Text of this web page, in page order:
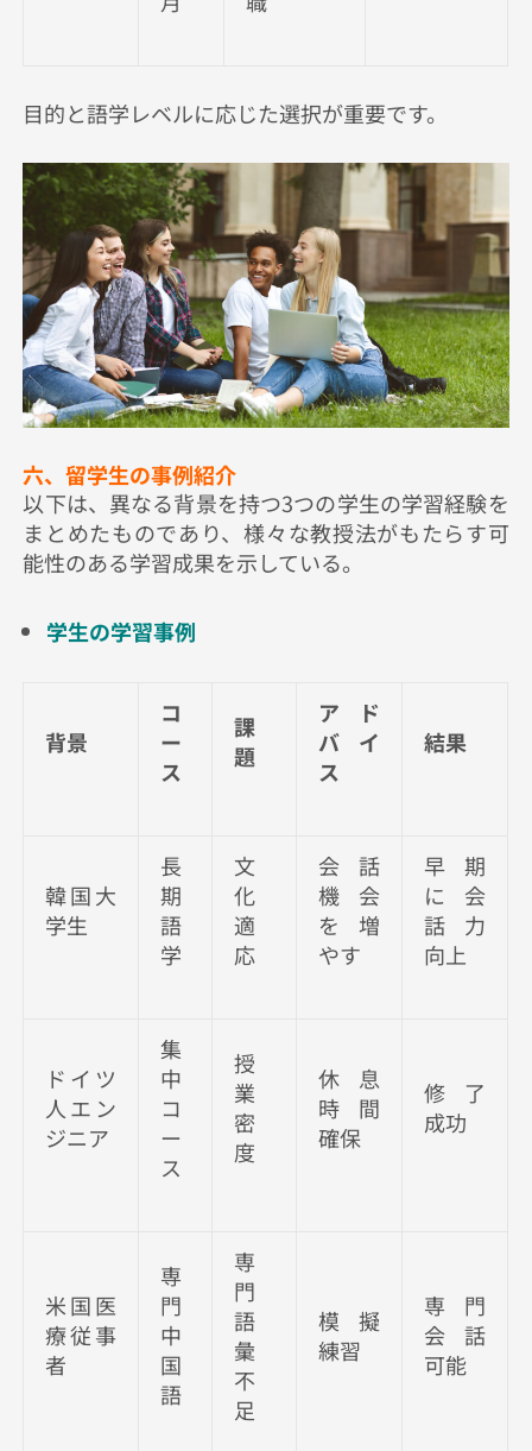
目的と語学レベルに応じた選択が重要です。
六、留学生の事例紹介
以下は、異なる背景を持つ3つの学生の学習経験を
まとめたものであり、様々な教授法がもたらす可
能性のある学習成果を示している。
学生の学習事例
背景
コ
ー
ス
課
題
アド
バイ
ス
結果
韓国大
学生
長
期
語
学
文
化
適
応
会話
機会
を増
やす
早期
に会
話力
向上
ドイツ
人エン
ジニア
集
中
コ
ー
ス
授
業
密
度
休息
時間
確保
修了
成功
米国医
療従事
者
専
門
中
国
語
専
門
語
彙
不
足
模擬
練習
専門
会話
可能